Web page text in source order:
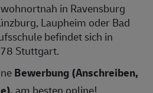
in Ravensburg
Laupheim oder Bad
befindet sich in
Stuttgart.
Bewerbung (Anschreiben,